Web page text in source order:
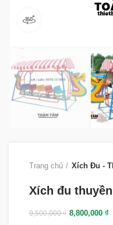
Trang chủ Xích Đu -
Xích đu
9,500,000₫ 8,800,000 ₫